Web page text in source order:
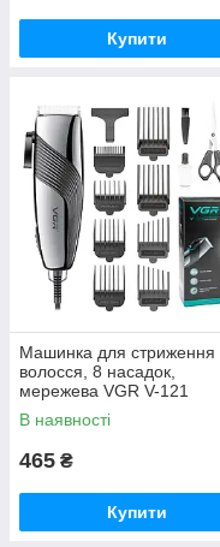
Купити
Машинка для стриження
волосся, 8 насадок,
мережева VGR V-121
В наявності
465 ₴
Купити